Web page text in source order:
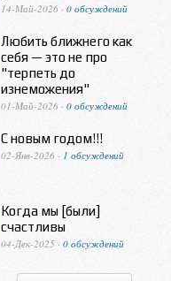
14-Май-2026 · 0 обсуждений
Любить ближнего как
себя — это не про
"терпеть до
изнеможения"
01-Май-2026 · 0 обсуждений
С новым годом!!!
02-Янв-2026 · 1 обсуждений
Когда мы [были]
счастливы
04-Дек-2025 · 0 обсуждений